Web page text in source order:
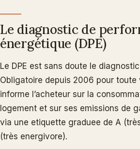
Le diagnostic de
énergétique (DPE)
Le DPE est sans doute le
Obligatoire depuis 2006 pour toute
informe l’acheteur sur la
logement et sur ses emissions de
via une etiquette graduee de A
(très energivore).